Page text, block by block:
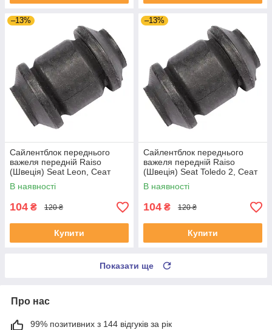
–13%
Сайлентблок переднього
важеля передній Raiso
(Швеція) Seat Leon, Сеат
Леон 99-06 #RL-1J0182V
UAYSBXG4
В наявності
104 ₴ 120 ₴
Купити
–13%
Сайлентблок переднього
важеля передній Raiso
(Швеція) Seat Toledo 2, Сеат
Толедо 2 99-06 #RL-1J0182V
UATOJRK4
В наявності
104 ₴ 120 ₴
Купити
Показати ще
Про нас
99% позитивних з 144 відгуків за рік